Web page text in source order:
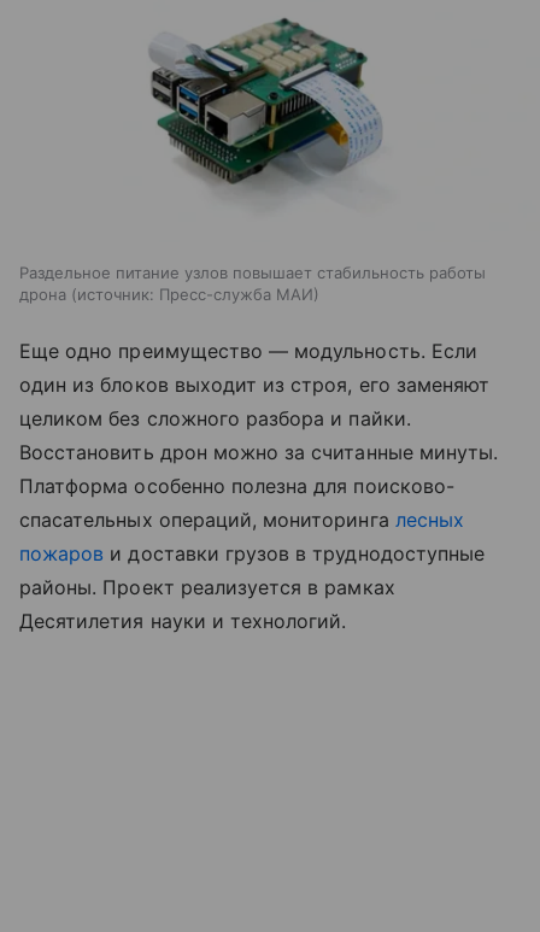
Раздельное питание узлов повышает стабильность работы
дрона
источник: Пресс-служба МАИ
Еще одно преимущество — модульность. Если
один из блоков выходит из строя, его заменяют
целиком без сложного разбора и пайки.
Восстановить дрон можно за считанные минуты.
Платформа особенно полезна для поисково-
спасательных операций, мониторинга лесных
пожаров и доставки грузов в труднодоступные
районы. Проект реализуется в рамках
Десятилетия науки и технологий.